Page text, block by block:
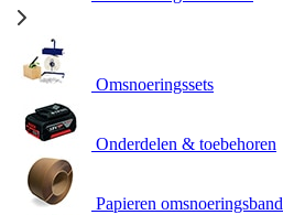
Omsnoeringssets
Onderdelen & toebehoren
Papieren omsnoeringsband